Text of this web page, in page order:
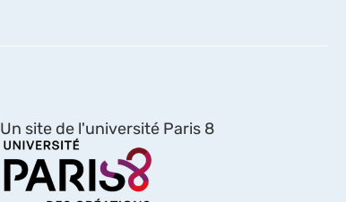
Un site de l'université Paris 8